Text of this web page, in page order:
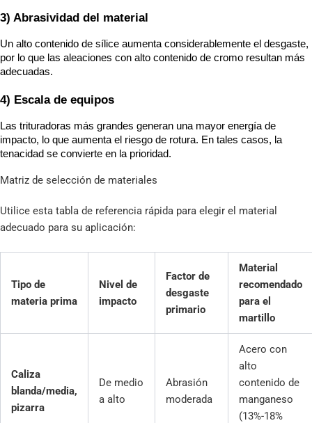
3) Abrasividad del material
Un alto contenido de sílice aumenta considerablemente el desgaste,
por lo que las aleaciones con alto contenido de cromo resultan más
adecuadas.
4) Escala de equipos
Las trituradoras más grandes generan una mayor energía de
impacto, lo que aumenta el riesgo de rotura. En tales casos, la
tenacidad se convierte en la prioridad.
Matriz de selección de materiales
Utilice esta tabla de referencia rápida para elegir el material
adecuado para su aplicación:
Tipo de
materia prima
Nivel de
impacto
Factor de
desgaste
primario
Material
recomendado
para el
martillo
Caliza
blanda/media,
pizarra
De medio
a alto
Abrasión
moderada
Acero con
alto
contenido de
manganeso
(13%-18%